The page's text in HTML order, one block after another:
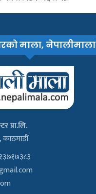
माला, नेपालीमाला
प्रा.लि.